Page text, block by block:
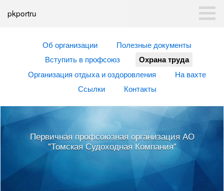
pkportru
Об организации
Полезные документы
Вступить в профсоюз
Охрана труда
Организация отдыха и оздоровления
На вахте
Ссылки
Контакты
Первичная профсоюзная организация АО
"Томская Судоходная Компания"